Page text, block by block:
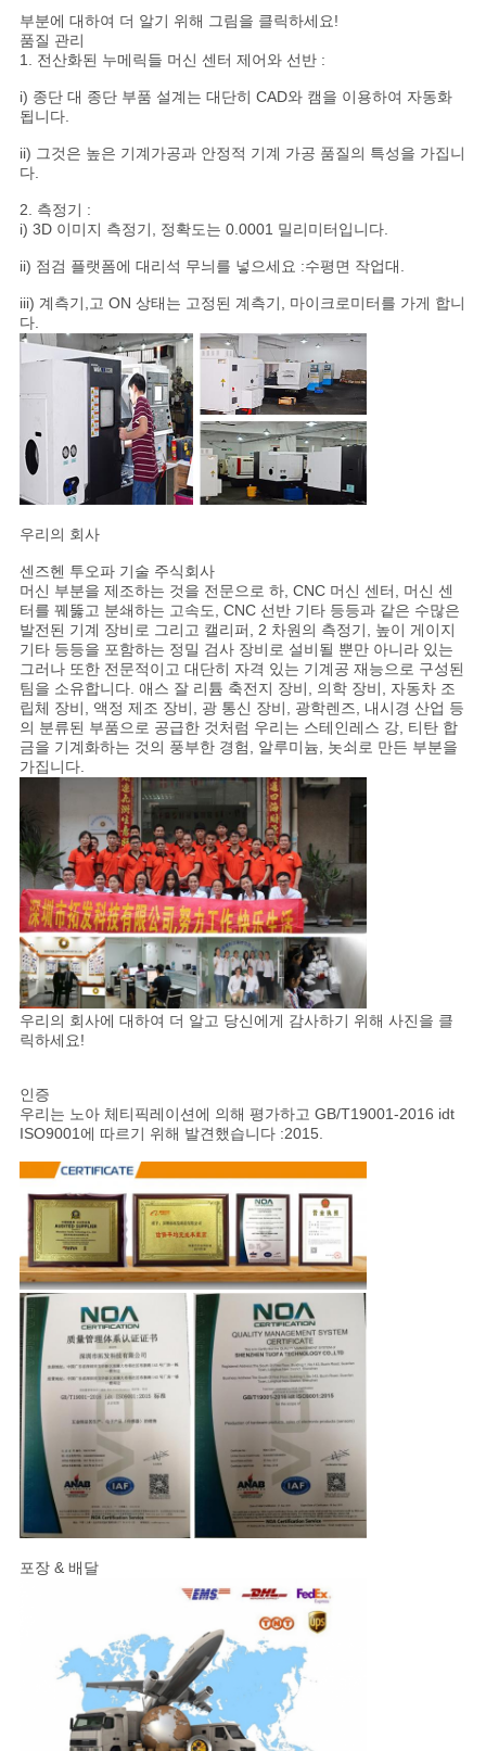
부분에 대하여 더 알기 위해 그림을 클릭하세요!
품질 관리
1. 전산화된 누메릭들 머신 센터 제어와 선반 :
i) 종단 대 종단 부품 설계는 대단히 CAD와 캠을 이용하여 자동화
됩니다.
ii) 그것은 높은 기계가공과 안정적 기계 가공 품질의 특성을 가집니
다.
2. 측정기 :
i) 3D 이미지 측정기, 정확도는 0.0001 밀리미터입니다.
ii) 점검 플랫폼에 대리석 무늬를 넣으세요 :수평면 작업대.
iii) 계측기,고 ON 상태는 고정된 계측기, 마이크로미터를 가게 합니
다.
우리의 회사
센즈헨 투오파 기술 주식회사
머신 부분을 제조하는 것을 전문으로 하, CNC 머신 센터, 머신 센
터를 꿰뚫고 분쇄하는 고속도, CNC 선반 기타 등등과 같은 수많은
발전된 기계 장비로 그리고 캘리퍼, 2 차원의 측정기, 높이 게이지
기타 등등을 포함하는 정밀 검사 장비로 설비될 뿐만 아니라 있는
그러나 또한 전문적이고 대단히 자격 있는 기계공 재능으로 구성된
팀을 소유합니다. 애스 잘 리튬 축전지 장비, 의학 장비, 자동차 조
립체 장비, 액정 제조 장비, 광 통신 장비, 광학렌즈, 내시경 산업 등
의 분류된 부품으로 공급한 것처럼 우리는 스테인레스 강, 티탄 합
금을 기계화하는 것의 풍부한 경험, 알루미늄, 놋쇠로 만든 부분을
가집니다.
우리의 회사에 대하여 더 알고 당신에게 감사하기 위해 사진을 클
릭하세요!
인증
우리는 노아 체티픽레이션에 의해 평가하고 GB/T19001-2016 idt
ISO9001에 따르기 위해 발견했습니다 :2015.
포장 & 배달